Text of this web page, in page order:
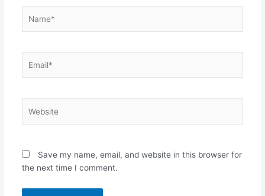
Save my name, email, and website in this browser for
the next time I comment.